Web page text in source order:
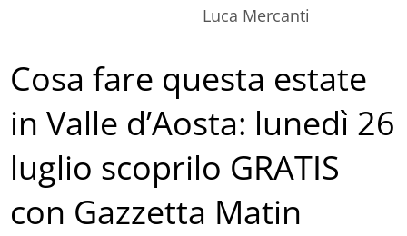
Luca Mercanti
Cosa fare questa estate
in Valle d’Aosta: lunedì 26
luglio scoprilo GRATIS
con Gazzetta Matin